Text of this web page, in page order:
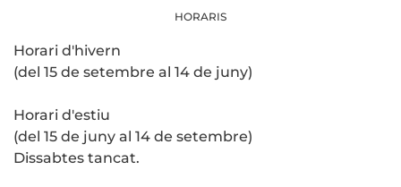
HORARIS
Horari d'hivern
(del 15 de setembre al 14 de juny)
Horari d'estiu
(del 15 de juny al 14 de setembre)
Dissabtes tancat.